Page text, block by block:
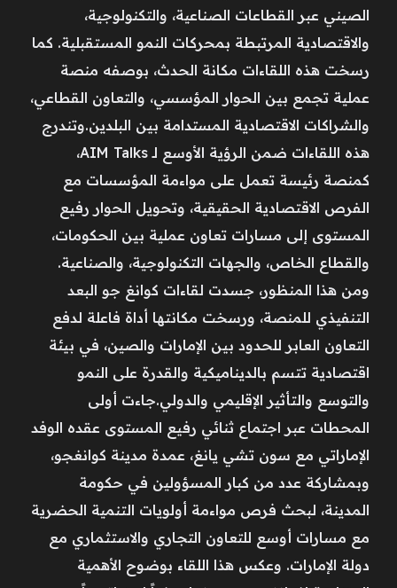
الصيني عبر القطاعات الصناعية، والتكنولوجية،
والاقتصادية المرتبطة بمحركات النمو المستقبلية. كما
رسخت هذه اللقاءات مكانة الحدث، بوصفه منصة
عملية تجمع بين الحوار المؤسسي، والتعاون القطاعي،
والشراكات الاقتصادية المستدامة بين البلدين.وتندرج
هذه اللقاءات ضمن الرؤية الأوسع لـ AIM Talks،
كمنصة رئيسة تعمل على مواءمة المؤسسات مع
الفرص الاقتصادية الحقيقية، وتحويل الحوار رفيع
المستوى إلى مسارات تعاون عملية بين الحكومات،
والقطاع الخاص، والجهات التكنولوجية، والصناعية.
ومن هذا المنظور، جسدت لقاءات كوانغ جو البعد
التنفيذي للمنصة، ورسخت مكانتها أداة فاعلة لدفع
التعاون العابر للحدود بين الإمارات والصين، في بيئة
اقتصادية تتسم بالديناميكية والقدرة على النمو
والتوسع والتأثير الإقليمي والدولي.جاءت أولى
المحطات عبر اجتماع ثنائي رفيع المستوى عقده الوفد
الإماراتي مع سون تشي يانغ، عمدة مدينة كوانغجو،
وبمشاركة عدد من كبار المسؤولين في حكومة
المدينة، لبحث فرص مواءمة أولويات التنمية الحضرية
مع مسارات أوسع للتعاون التجاري والاستثماري مع
دولة الإمارات. وعكس هذا اللقاء بوضوح الأهمية